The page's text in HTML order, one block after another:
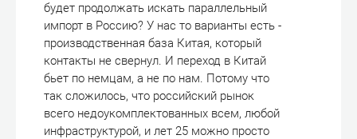
будет продолжать искать параллельный
импорт в Россию? У нас то варианты есть -
производственная база Китая, который
контакты не свернул. И переход в Китай
бьет по немцам, а не по нам. Потому что
так сложилось, что российский рынок
всего недоукомплектованных всем, любой
инфраструктурой, и лет 25 можно просто